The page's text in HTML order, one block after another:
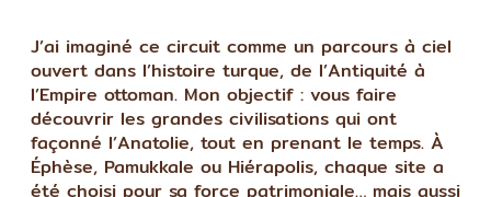
J’ai imaginé ce circuit comme un parcours à ciel
ouvert dans l’histoire turque, de l’Antiquité à
l’Empire ottoman. Mon objectif : vous faire
découvrir les grandes civilisations qui ont
façonné l’Anatolie, tout en prenant le temps. À
Éphèse, Pamukkale ou Hiérapolis, chaque site a
été choisi pour sa force patrimoniale… mais aussi